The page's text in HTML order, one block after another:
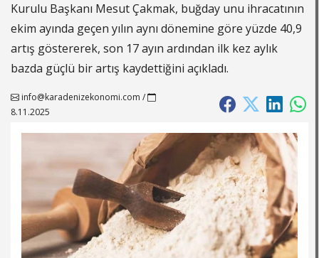
Kurulu Başkanı Mesut Çakmak, buğday unu ihracatının
ekim ayında geçen yılın aynı dönemine göre yüzde 40,9
artış göstererek, son 17 ayın ardından ilk kez aylık
bazda güçlü bir artış kaydettiğini açıkladı.
info@karadenizekonomi.com /
8.11.2025